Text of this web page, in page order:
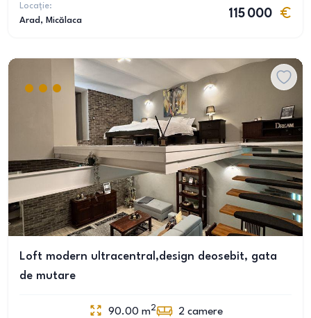
Locație:
Arad , Micălaca
115 000
Loft modern ultracentral,design deosebit, gata
de mutare
90.00 m2 2 camere